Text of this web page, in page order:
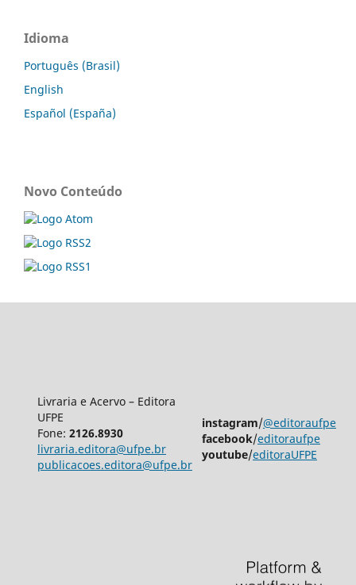
Idioma
Português (Brasil)
English
Español (España)
Novo Conteúdo
Livraria e Acervo – Editora
UFPE
Fone: 2126.8930
livraria.editora@ufpe.br
publicacoes.editora@ufpe.br
instagram/@editoraufpe
facebook/editoraufpe
youtube/editoraUFPE